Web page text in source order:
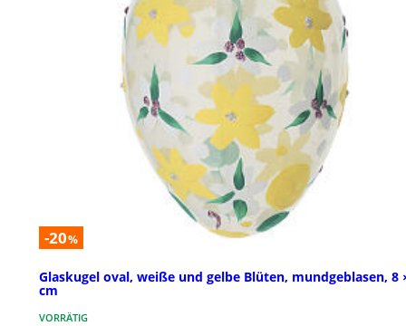
-20%
Glaskugel oval, weiße und gelbe Blüten, mundgeblasen, 8
cm
VORRÄTIG